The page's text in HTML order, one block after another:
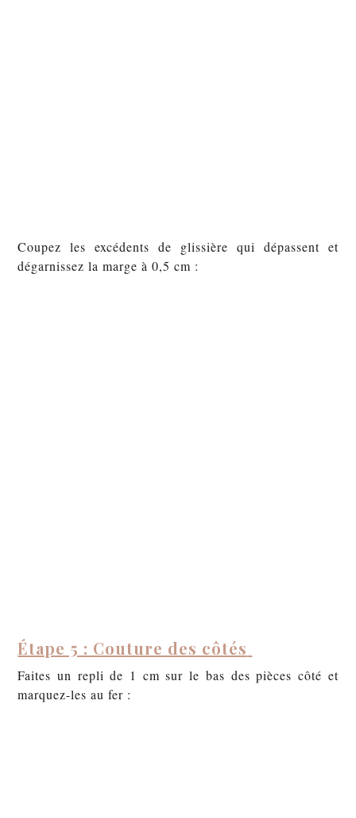
Coupez les excédents de glissière qui dépassent et
dégarnissez la marge à 0,5 cm :
Étape 5 : Couture des côtés
Faites un repli de 1 cm sur le bas des pièces côté et
marquez-les au fer :